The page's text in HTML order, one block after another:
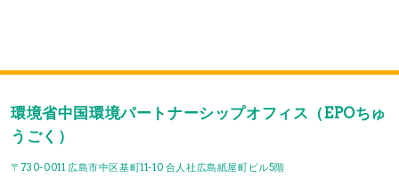
環境省中国環境パートナーシップオフィス（EPOちゅ
うごく）
〒730-0011 広島市中区基町11-10 合人社広島紙屋町ビル5階